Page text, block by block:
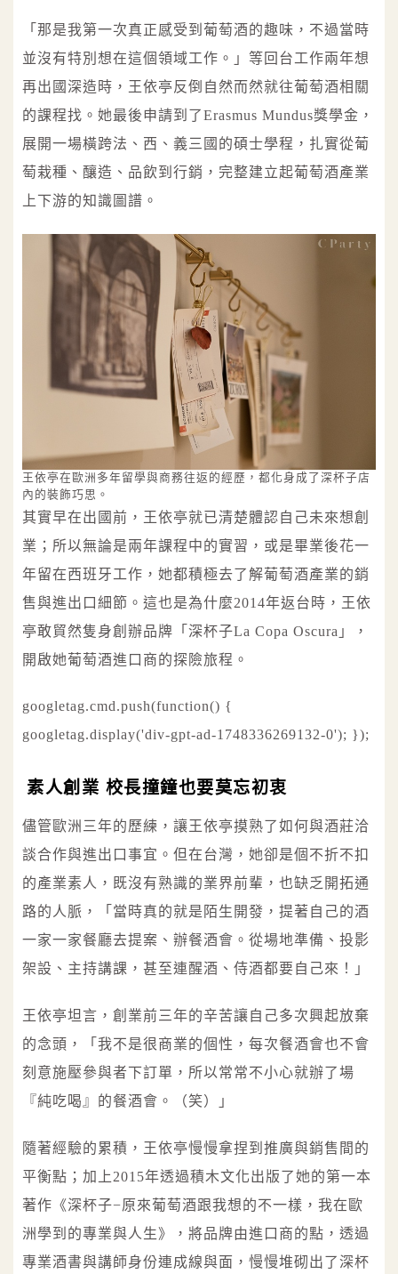
「那是我第一次真正感受到葡萄酒的趣味，不過當時
並沒有特別想在這個領域工作。」等回台工作兩年想
再出國深造時，王依亭反倒自然而然就往葡萄酒相關
的課程找。她最後申請到了Erasmus Mundus獎學金，
展開一場橫跨法、西、義三國的碩士學程，扎實從葡
萄栽種、釀造、品飲到行銷，完整建立起葡萄酒產業
上下游的知識圖譜。
王依亭在歐洲多年留學與商務往返的經歷，都化身成了深杯子店
內的裝飾巧思。
其實早在出國前，王依亭就已清楚體認自己未來想創
業；所以無論是兩年課程中的實習，或是畢業後花一
年留在西班牙工作，她都積極去了解葡萄酒產業的銷
售與進出口細節。這也是為什麼2014年返台時，王依
亭敢貿然隻身創辦品牌「深杯子La Copa Oscura」，
開啟她葡萄酒進口商的探險旅程。
googletag.cmd.push(function() {
googletag.display('div-gpt-ad-1748336269132-0'); });
素人創業 校長撞鐘也要莫忘初衷
儘管歐洲三年的歷練，讓王依亭摸熟了如何與酒莊洽
談合作與進出口事宜。但在台灣，她卻是個不折不扣
的產業素人，既沒有熟識的業界前輩，也缺乏開拓通
路的人脈，「當時真的就是陌生開發，提著自己的酒
一家一家餐廳去提案、辦餐酒會。從場地準備、投影
架設、主持講課，甚至連醒酒、侍酒都要自己來！」
王依亭坦言，創業前三年的辛苦讓自己多次興起放棄
的念頭，「我不是很商業的個性，每次餐酒會也不會
刻意施壓參與者下訂單，所以常常不小心就辦了場
『純吃喝』的餐酒會。（笑）」
隨著經驗的累積，王依亭慢慢拿捏到推廣與銷售間的
平衡點；加上2015年透過積木文化出版了她的第一本
著作《深杯子−原來葡萄酒跟我想的不一樣，我在歐
洲學到的專業與人生》，將品牌由進口商的點，透過
專業酒書與講師身份連成線與面，慢慢堆砌出了深杯